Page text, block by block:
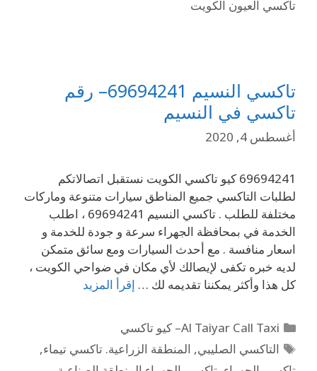
تاكسي العيون الكويت
تاكسي النسيم 69694241– رقم
تاكسي في النسيم
أغسطس 4, 2020
69694241 كيو تاكسي الكويت نستقبل اتصالاتكم
لطلبات التاكسي جميع المناطق سيارات متنوعة وماركات
مختلفة للطلب . تاكسي النسيم 69694241 ، اطلب
الخدمة في بمحافظة الجهراء سرعة و جودة للخدمة و
اسعار منافسة . مع أحدث السيارات ومع سائق متمكن
لديه خبره تكفى لإيصالك لأي مكان في ضواحي الكويت ،
كل هذا وأكثر يمكننا تقديمه لك … إقرأ المزيد
Al Taiyar Call Taxi– كيو تاكسي
التاكسي الصليبي, المنطقة الزراعية. تاكسي تيماء,